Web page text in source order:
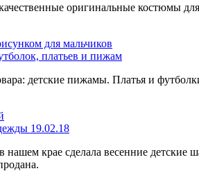
оригинальные костюмы
платьев и пижам
детские пижамы. Платья и
19.02.18
нашем крае сделала весенние